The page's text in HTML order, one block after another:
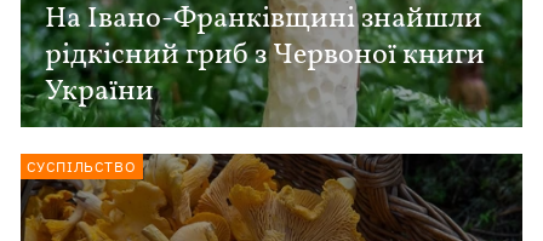
На Івано-Франківщині знайшли
рідкісний гриб з Червоної книги
України
СУСПІЛЬСТВО